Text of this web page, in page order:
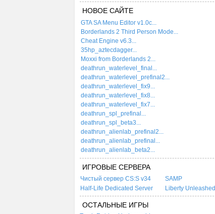
НОВОЕ САЙТЕ
GTA SA Menu Editor v1.0c...
Borderlands 2 Third Person Mode...
Cheat Engine v6.3...
35hp_aztecdagger...
Moxxi from Borderlands 2...
deathrun_waterlevel_final...
deathrun_waterlevel_prefinal2...
deathrun_waterlevel_fix9...
deathrun_waterlevel_fix8...
deathrun_waterlevel_fix7...
deathrun_spl_prefinal...
deathrun_spl_beta3...
deathrun_alienlab_prefinal2...
deathrun_alienlab_prefinal...
deathrun_alienlab_beta2...
ИГРОВЫЕ СЕРВЕРА
Чистый сервер CS:S v34
SAMP
Half-Life Dedicated Server
Liberty Unleashed
ОСТАЛЬНЫЕ ИГРЫ